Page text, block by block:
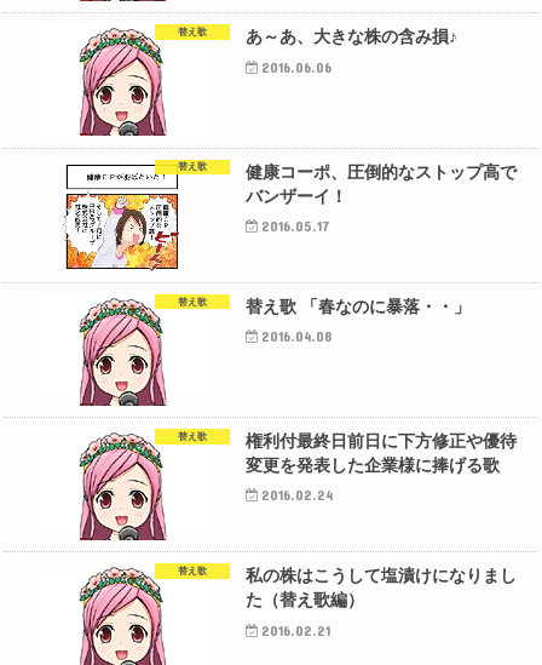
替え歌 あ～あ、大きな株の含み損♪
2016.06.06
替え歌
健康コーポ、圧倒的なストップ高で
バンザーイ！
2016.05.17
替え歌 替え歌 「春なのに暴落・・」
2016.04.08
替え歌
権利付最終日前日に下方修正や優待
変更を発表した企業様に捧げる歌
2016.02.24
替え歌
私の株はこうして塩漬けになりまし
た（替え歌編）
2016.02.21